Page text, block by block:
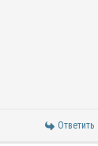
Ответить